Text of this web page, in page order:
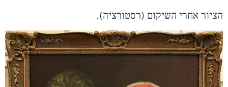
הציור אחרי השיקום (רסטורציה).